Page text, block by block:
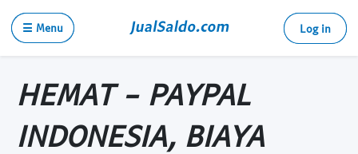
☰ Menu Log in
HEMAT - PAYPAL
INDONESIA, BIAYA